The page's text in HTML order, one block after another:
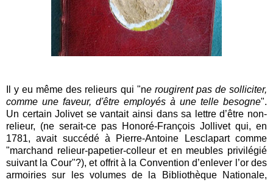
Il y eu même des relieurs qui "ne rougirent pas de solliciter,
comme une faveur, d'être employés à une telle besogne".
Un certain Jolivet se vantait ainsi dans sa lettre d’être non-
relieur, (ne serait-ce pas Honoré-François Jollivet qui, en
1781, avait succédé à Pierre-Antoine Lesclapart comme
"marchand relieur-papetier-colleur et en meubles privilégié
suivant la Cour"?), et offrit à la Convention d’enlever l’or des
armoiries sur les volumes de la Bibliothèque Nationale,